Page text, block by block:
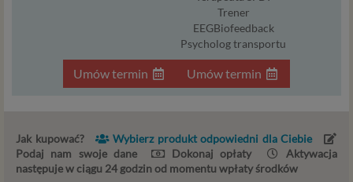
Umów termin
Trener
EEGBiofeedback
Psycholog transportu
Umów termin
Jak kupować?
Wybierz produkt odpowiedni dla Ciebie
Podaj nam swoje dane
Dokonaj opłaty
Aktywacja
następuje w ciągu 24 godzin od momentu wpłaty środków
dopasowane dla Ciebie. W każdym przypadku
przekazanie danych nie zwalnia przekazującego z
odpowiedzialności za ich przetwarzanie. Dane mogą być
też przekazywane organom publicznym, o ile upoważniają
ich do tego obowiązujące przepisy i przedstawią
Cookies
Na naszych stronach internetowych i w aplikacjach
używamy technologii, takich jak pliki cookie, local storage i